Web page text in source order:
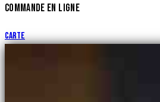
COMMANDE EN LIGNE
Carte